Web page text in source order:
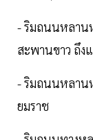
- ริมถนนหลาน
สะพานขาว ถึง
- ริมถนนหลาน
ยมราช